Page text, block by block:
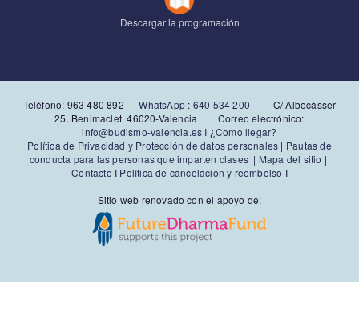
Descargar la programación
Teléfono: 963 480 892‬ —WhatsApp : 640 534 200 C/ Albocàsser
25. Benimaclet. 46020-Valencia Correo electrónico:
info@budismo-valencia.es I ¿Como llegar?
Política de Privacidad y Protección de datos personales | Pautas de
conducta para las personas que imparten clases| Mapa del sitio |
Contacto I Política de cancelación y reembolso I
Sitio web renovado con el apoyo de: